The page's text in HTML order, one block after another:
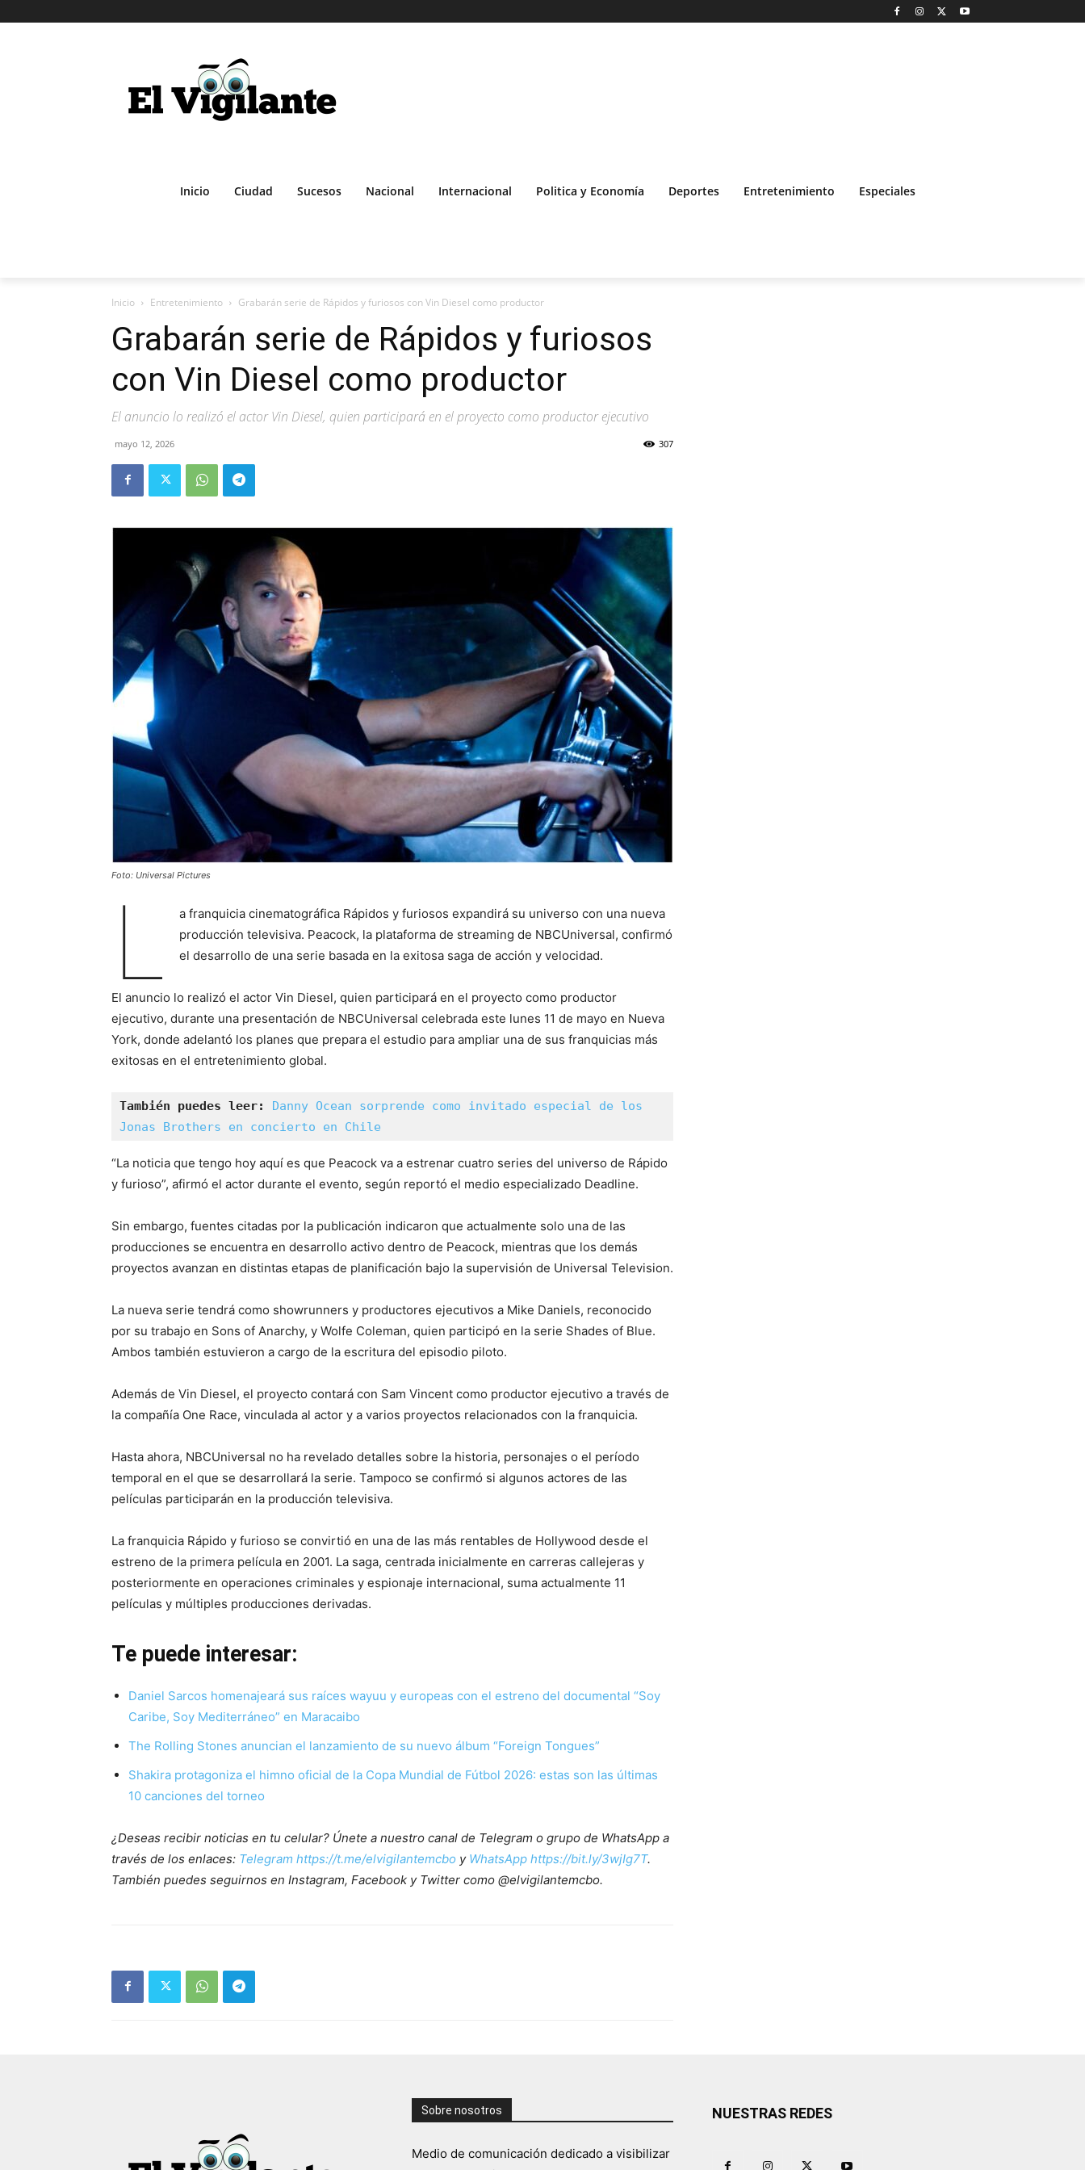
Inicio Ciudad Sucesos Nacional Internacional Politica y Economía Deportes Entretenimiento Especiales
Inicio Entretenimiento Grabarán serie de Rápidos y furiosos con Vin Diesel como productor
Grabarán serie de Rápidos y furiosos
con Vin Diesel como productor
El anuncio lo realizó el actor Vin Diesel, quien participará en el proyecto como productor ejecutivo
mayo 12, 2026 307
Foto: Universal Pictures
L
a franquicia cinematográfica Rápidos y furiosos expandirá su universo con una nueva
producción televisiva. Peacock, la plataforma de streaming de NBCUniversal, confirmó
el desarrollo de una serie basada en la exitosa saga de acción y velocidad.
El anuncio lo realizó el actor Vin Diesel, quien participará en el proyecto como productor
ejecutivo, durante una presentación de NBCUniversal celebrada este lunes 11 de mayo en Nueva
York, donde adelantó los planes que prepara el estudio para ampliar una de sus franquicias más
exitosas en el entretenimiento global.
También puedes leer:
Danny Ocean sorprende como invitado especial de los
Jonas Brothers en concierto en Chile
“La noticia que tengo hoy aquí es que Peacock va a estrenar cuatro series del universo de Rápido
y furioso”, afirmó el actor durante el evento, según reportó el medio especializado Deadline.
Sin embargo, fuentes citadas por la publicación indicaron que actualmente solo una de las
producciones se encuentra en desarrollo activo dentro de Peacock, mientras que los demás
proyectos avanzan en distintas etapas de planificación bajo la supervisión de Universal Television.
La nueva serie tendrá como showrunners y productores ejecutivos a Mike Daniels, reconocido
por su trabajo en Sons of Anarchy, y Wolfe Coleman, quien participó en la serie Shades of Blue.
Ambos también estuvieron a cargo de la escritura del episodio piloto.
Además de Vin Diesel, el proyecto contará con Sam Vincent como productor ejecutivo a través de
la compañía One Race, vinculada al actor y a varios proyectos relacionados con la franquicia.
Hasta ahora, NBCUniversal no ha revelado detalles sobre la historia, personajes o el período
temporal en el que se desarrollará la serie. Tampoco se confirmó si algunos actores de las
películas participarán en la producción televisiva.
La franquicia Rápido y furioso se convirtió en una de las más rentables de Hollywood desde el
estreno de la primera película en 2001. La saga, centrada inicialmente en carreras callejeras y
posteriormente en operaciones criminales y espionaje internacional, suma actualmente 11
películas y múltiples producciones derivadas.
Te puede interesar:
Daniel Sarcos homenajeará sus raíces wayuu y europeas con el estreno del documental “Soy
Caribe, Soy Mediterráneo” en Maracaibo
The Rolling Stones anuncian el lanzamiento de su nuevo álbum “Foreign Tongues”
Shakira protagoniza el himno oficial de la Copa Mundial de Fútbol 2026: estas son las últimas
10 canciones del torneo
¿Deseas recibir noticias en tu celular? Únete a nuestro canal de Telegram o grupo de WhatsApp a
través de los enlaces: Telegram https://t.me/elvigilantemcbo y WhatsApp https://bit.ly/3wjIg7T.
También puedes seguirnos en Instagram, Facebook y Twitter como @elvigilantemcbo.
Sobre nosotros
Medio de comunicación dedicado a visibilizar
NUESTRAS REDES